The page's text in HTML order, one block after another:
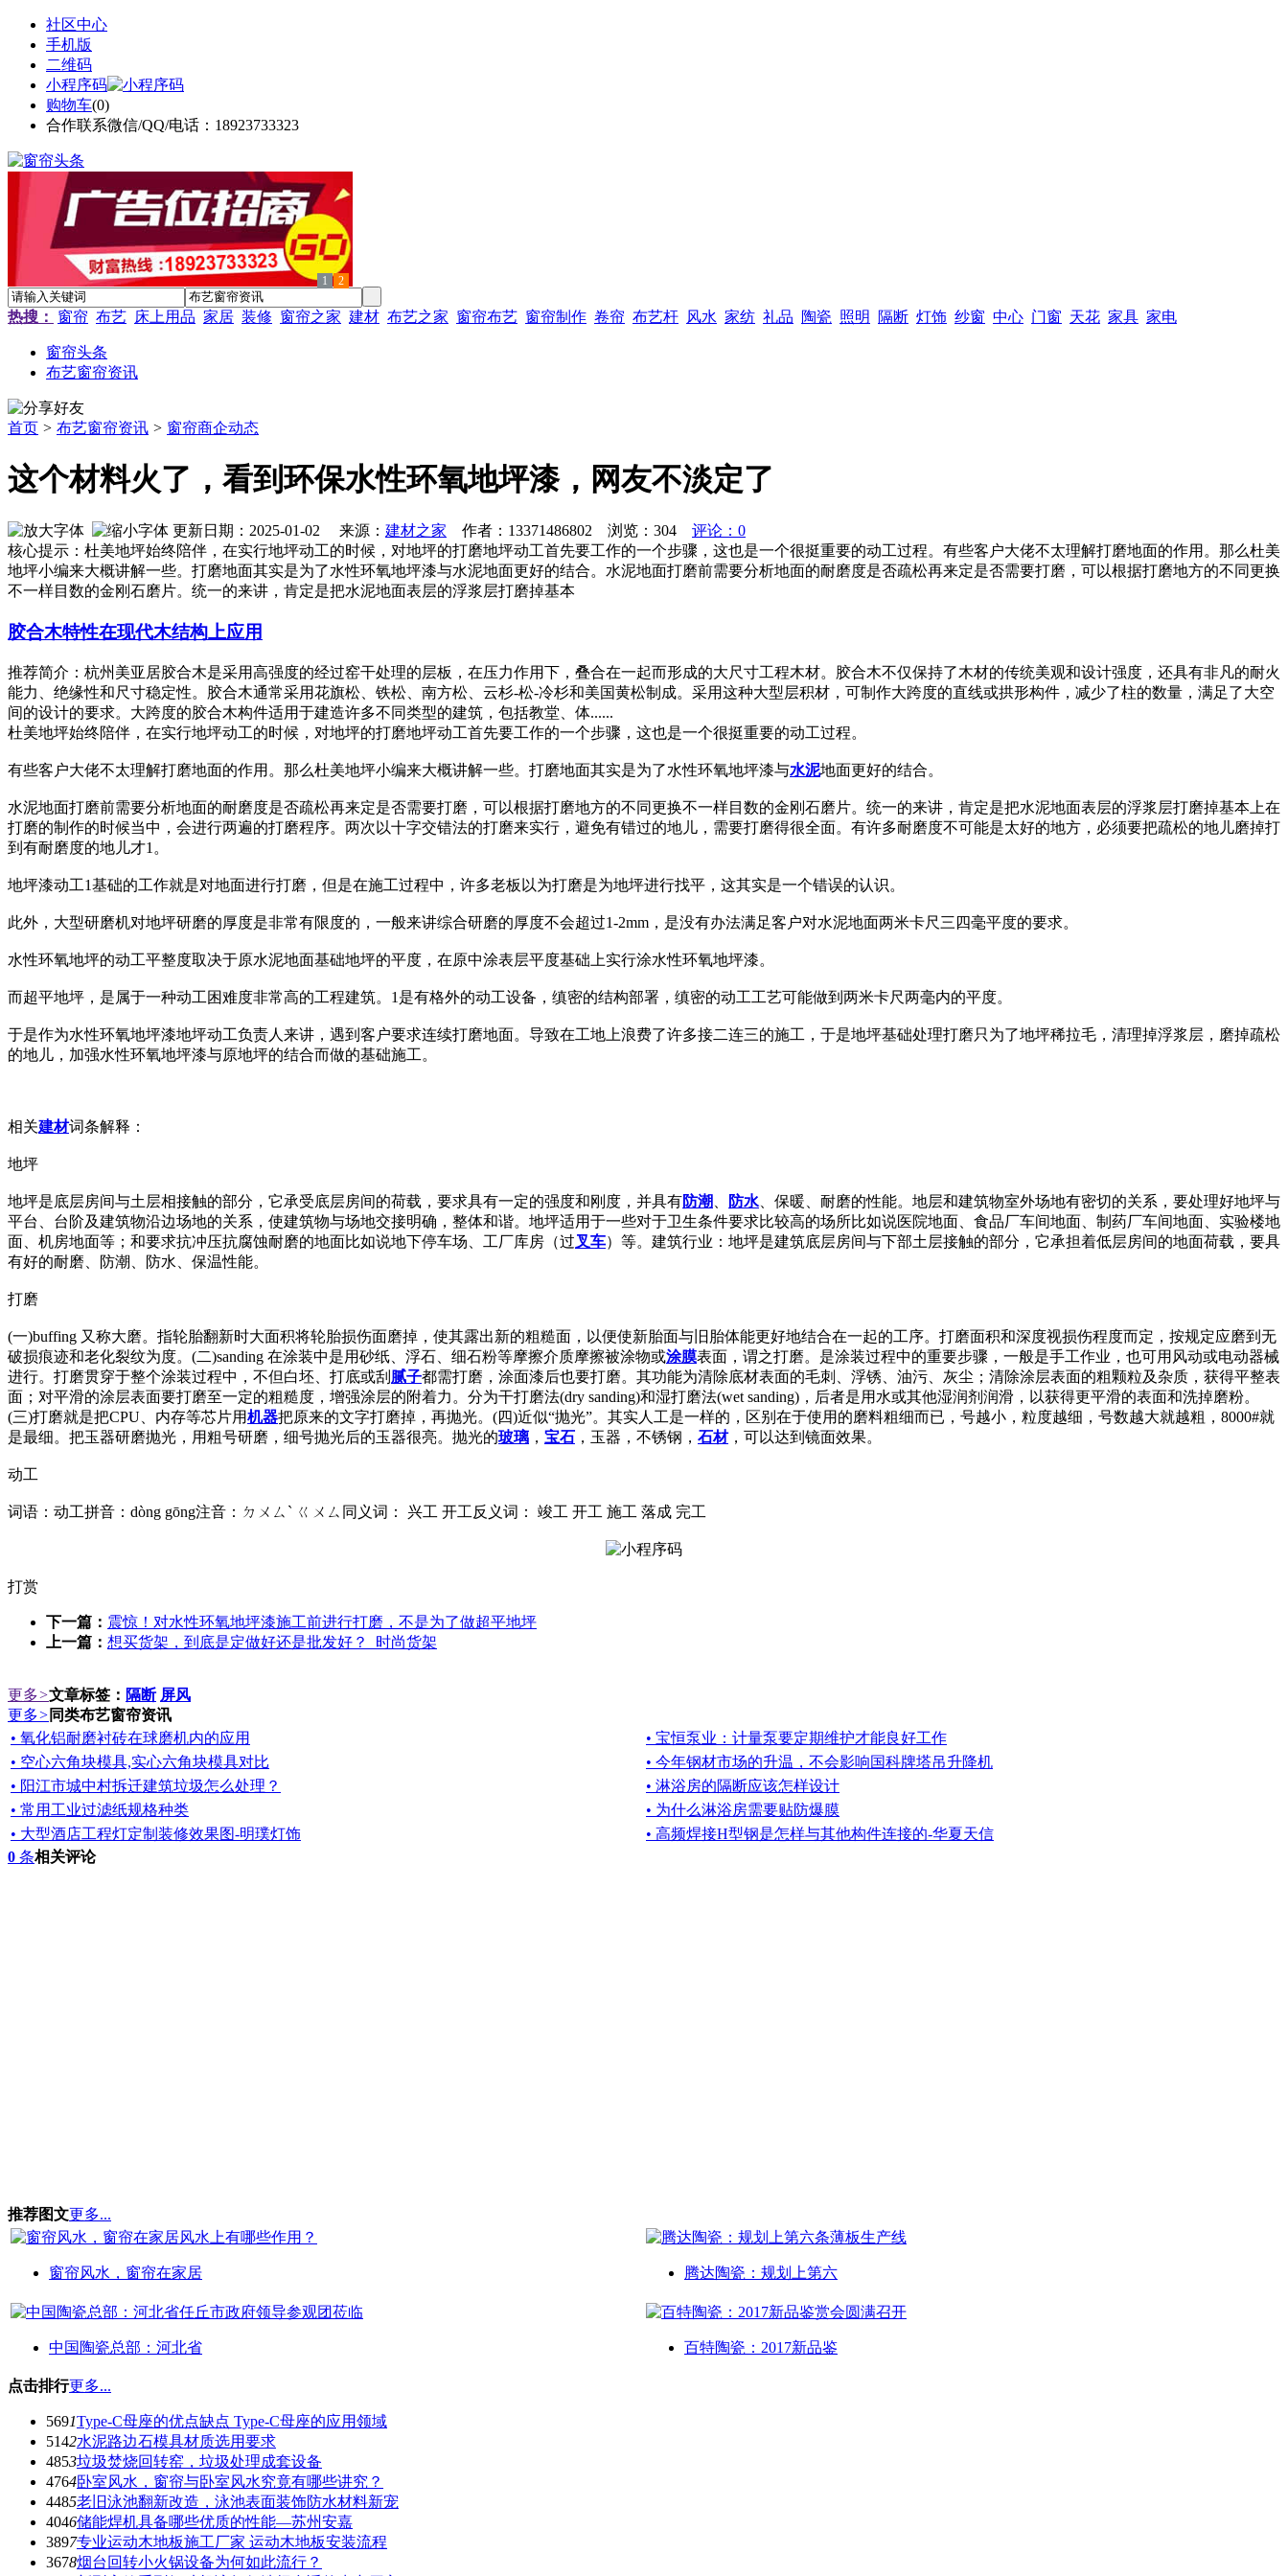
社区中心
手机版
二维码
小程序码
购物车(0)
合作联系微信/QQ/电话：18923733323
1 2
热搜： 窗帘 布艺 床上用品 家居 装修 窗帘之家 建材 布艺之家 窗帘布艺 窗帘制作 卷帘 布艺杆 风水 家纺 礼品 陶瓷 照明 隔断 灯饰 纱窗 中心 门窗 天花 家具 家电
窗帘头条
布艺窗帘资讯
首页 > 布艺窗帘资讯 > 窗帘商企动态
这个材料火了，看到环保水性环氧地坪漆，网友不淡定了
更新日期：2025-01-02 来源： 建材之家 作者：13371486802 浏览： 304
评论：0
核心提示：杜美地坪始终陪伴，在实行地坪动工的时候，对地坪的打磨地坪动工首先要工作的一个步骤，这也是一个很挺重要的动工过程。有些客户大佬不太理解打磨地面的作用。那么杜美
地坪小编来大概讲解一些。打磨地面其实是为了水性环氧地坪漆与水泥地面更好的结合。水泥地面打磨前需要分析地面的耐磨度是否疏松再来定是否需要打磨，可以根据打磨地方的不同更换
不一样目数的金刚石磨片。统一的来讲，肯定是把水泥地面表层的浮浆层打磨掉基本
胶合木特性在现代木结构上应用
推荐简介：杭州美亚居胶合木是采用高强度的经过窑干处理的层板，在压力作用下，叠合在一起而形成的大尺寸工程木材。胶合木不仅保持了木材的传统美观和设计强度，还具有非凡的耐火
能力、绝缘性和尺寸稳定性。胶合木通常采用花旗松、铁松、南方松、云杉-松-冷杉和美国黄松制成。采用这种大型层积材，可制作大跨度的直线或拱形构件，减少了柱的数量，满足了大空
间的设计的要求。大跨度的胶合木构件适用于建造许多不同类型的建筑，包括教堂、体......
杜美地坪始终陪伴，在实行地坪动工的时候，对地坪的打磨地坪动工首先要工作的一个步骤，这也是一个很挺重要的动工过程。
有些客户大佬不太理解打磨地面的作用。那么杜美地坪小编来大概讲解一些。打磨地面其实是为了水性环氧地坪漆与水泥地面更好的结合。
水泥地面打磨前需要分析地面的耐磨度是否疏松再来定是否需要打磨，可以根据打磨地方的不同更换不一样目数的金刚石磨片。统一的来讲，肯定是把水泥地面表层的浮浆层打磨掉基本上在
打磨的制作的时候当中，会进行两遍的打磨程序。两次以十字交错法的打磨来实行，避免有错过的地儿，需要打磨得很全面。有许多耐磨度不可能是太好的地方，必须要把疏松的地儿磨掉打
到有耐磨度的地儿才1。
地坪漆动工1基础的工作就是对地面进行打磨，但是在施工过程中，许多老板以为打磨是为地坪进行找平，这其实是一个错误的认识。
此外，大型研磨机对地坪研磨的厚度是非常有限度的，一般来讲综合研磨的厚度不会超过1-2mm，是没有办法满足客户对水泥地面两米卡尺三四毫平度的要求。
水性环氧地坪的动工平整度取决于原水泥地面基础地坪的平度，在原中涂表层平度基础上实行涂水性环氧地坪漆。
而超平地坪，是属于一种动工困难度非常高的工程建筑。1是有格外的动工设备，缜密的结构部署，缜密的动工工艺可能做到两米卡尺两毫内的平度。
于是作为水性环氧地坪漆地坪动工负责人来讲，遇到客户要求连续打磨地面。导致在工地上浪费了许多接二连三的施工，于是地坪基础处理打磨只为了地坪稀拉毛，清理掉浮浆层，磨掉疏松
的地儿，加强水性环氧地坪漆与原地坪的结合而做的基础施工。
相关建材词条解释：
地坪
地坪是底层房间与土层相接触的部分，它承受底层房间的荷载，要求具有一定的强度和刚度，并具有防潮 防水 、保暖、耐磨的性能。地层和建筑物室外场地有密切的关系，要处理好地坪与
平台、台阶及建筑物沿边场地的关系，使建筑物与场地交接明确，整体和谐。地坪适用于一些对于卫生条件要求比较高的场所比如说医院地面、食品厂车间地面、制药厂车间地面、实验楼地
面、机房地面等；和要求抗冲压抗腐蚀耐磨的地面比如说地下停车场、工厂库房（过叉车）等。建筑行业：地坪是建筑底层房间与下部土层接触的部分，它承担着低层房间的地面荷载，要具
有好的耐磨、防潮、防水、保温性能。
打磨
(一)buffing 又称大磨。指轮胎翻新时大面积将轮胎损伤面磨掉，使其露出新的粗糙面，以便使新胎面与旧胎体能更好地结合在一起的工序。打磨面积和深度视损伤程度而定，按规定应磨到无
破损痕迹和老化裂纹为度。(二)sanding 在涂装中是用砂纸、浮石、细石粉等摩擦介质摩擦被涂物或涂膜表面，谓之打磨。是涂装过程中的重要步骤，一般是手工作业，也可用风动或电动器械
进行。打磨贯穿于整个涂装过程中，不但白坯、打底或刮 腻子都需打磨，涂面漆后也要打磨。其功能为清除底材表面的毛刺、浮锈、油污、灰尘；清除涂层表面的粗颗粒及杂质，获得平整表
面；对平滑的涂层表面要打磨至一定的粗糙度，增强涂层的附着力。分为干打磨法(dry sanding)和湿打磨法(wet sanding)，后者是用水或其他湿润剂润滑，以获得更平滑的表面和洗掉磨粉。
(三)打磨就是把CPU、内存等芯片用机器把原来的文字打磨掉，再抛光。(四)近似“抛光”。其实人工是一样的，区别在于使用的磨料粗细而已，号越小，粒度越细，号数越大就越粗，8000#就
是最细。把玉器研磨抛光，用粗号研磨，细号抛光后的玉器很亮。抛光的玻璃 ， 宝石 ，玉器，不锈钢， 石材，可以达到镜面效果。
动工
词语：动工拼音：dòng gōng注音：ㄉㄨㄙˋ ㄍㄨㄙ同义词： 兴工 开工反义词： 竣工 开工 施工 落成 完工
打赏
下一篇： 震惊！对水性环氧地坪漆施工前进行打磨，不是为了做超平地坪
上一篇： 想买货架，到底是定做好还是批发好？_时尚货架
更多>文章标签： 隔断 屏风
更多> 同类布艺窗帘资讯
• 氧化铝耐磨衬砖在球磨机内的应用
• 宝恒泵业：计量泵要定期维护才能良好工作
• 空心六角块模具,实心六角块模具对比
• 今年钢材市场的升温，不会影响国科牌塔吊升降机
• 阳江市城中村拆迁建筑垃圾怎么处理？
• 淋浴房的隔断应该怎样设计
• 常用工业过滤纸规格种类
• 为什么淋浴房需要贴防爆膜
• 大型酒店工程灯定制装修效果图-明璞灯饰
• 高频焊接H型钢是怎样与其他构件连接的-华夏天信
0 条相关评论
推荐图文更多...
窗帘风水，窗帘在家居 腾达陶瓷：规划上第六
中国陶瓷总部：河北省 百特陶瓷：2017新品鉴
点击排行更多...
5691Type-C母座的优点缺点 Type-C母座的应用领域
5142水泥路边石模具材质选用要求
4853垃圾焚烧回转窑，垃圾处理成套设备
4764卧室风水，窗帘与卧室风水究竟有哪些讲究？
4485老旧泳池翻新改造，泳池表面装饰防水材料新宠
4046储能焊机具备哪些优质的性能—苏州安嘉
3897专业运动木地板施工厂家 运动木地板安装流程
3678烟台回转小火锅设备为何如此流行？